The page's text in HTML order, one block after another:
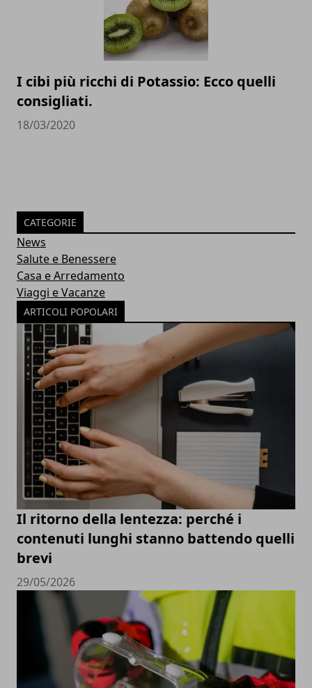
I cibi più ricchi di Potassio: Ecco quelli
consigliati.
18/03/2020
CATEGORIE
News
Salute e Benessere
Casa e Arredamento
Viaggi e Vacanze
ARTICOLI POPOLARI
Il ritorno della lentezza: perché i
contenuti lunghi stanno battendo quelli
brevi
29/05/2026